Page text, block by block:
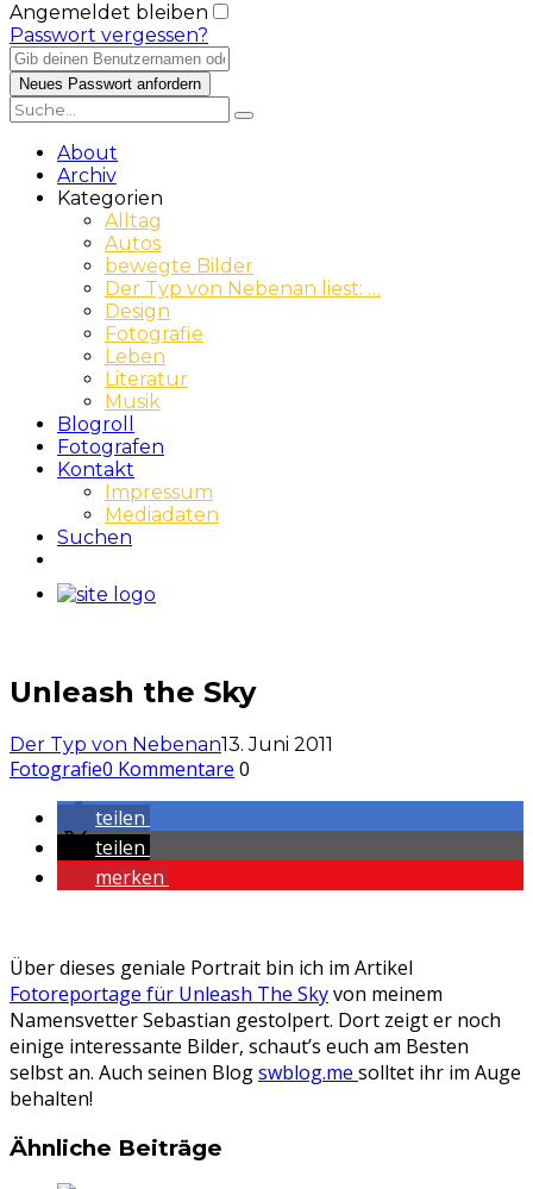
Angemeldet bleiben
Passwort vergessen?
About
Archiv
Kategorien
Alltag
Autos
bewegte Bilder
Der Typ von Nebenan liest: …
Design
Fotografie
Leben
Literatur
Musik
Blogroll
Fotografen
Kontakt
Impressum
Mediadaten
Suchen
Unleash the Sky
Der Typ von Nebenan13. Juni 2011
Fotografie0 Kommentare 0
teilen
teilen
merken
Über dieses geniale Portrait bin ich im Artikel
Fotoreportage für Unleash The Skyvon meinem
Namensvetter Sebastian gestolpert. Dort zeigt er noch
einige interessante Bilder, schaut’s euch am Besten
selbst an. Auch seinen Blogswblog.me solltet ihr im Auge
behalten!
Ähnliche Beiträge